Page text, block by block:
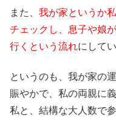
また、 我が家というか
チェックし、息子や娘
行くという流れにして
というのも、我が家の
賑やかで、私の両親に
私と、結構な大人数で